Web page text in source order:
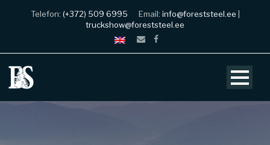
Telefon: (+372) 509 6995 Email: info@foreststeel.ee
truckshow@foreststeel.ee